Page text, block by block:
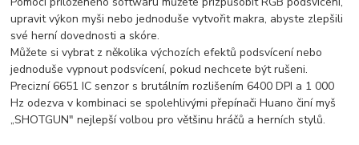
upravit výkon myši nebo jednoduše vytvořit makra, abyste zlepšili
své herní dovednosti a skóre.
Můžete si vybrat z několika výchozích efektů podsvícení nebo
jednoduše vypnout podsvícení, pokud nechcete být rušeni.
Precizní 6651 IC senzor s brutálním rozlišením 6400 DPI a 1 000
Hz odezva v kombinaci se spolehlivými přepínači Huano činí myš
„SHOTGUN" nejlepší volbou pro většinu hráčů a herních stylů.